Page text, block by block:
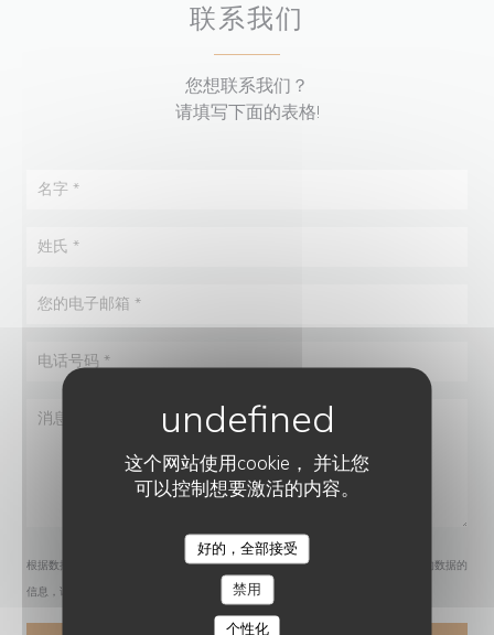
这个网站使用cookie， 并让您
可以控制想要激活的内容。
好的，全部接受
禁用
个性化
联系我们
您想联系我们？
请填写下面的表格!
根据数据保护法规，您有权拒绝接收营销电话。如需了解更多关于我们如何处理您的数据的
信息，请查看我们的